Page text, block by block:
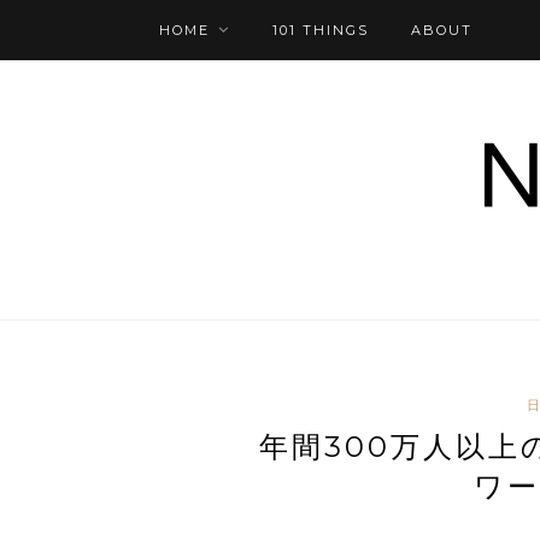
HOME 101 THINGS ABOUT
年間300万人以上
ワ